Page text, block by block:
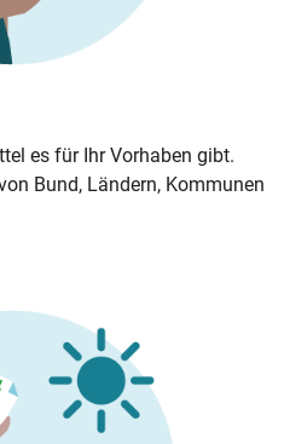
es für Ihr Vorhaben gibt.
Bund, Ländern, Kommunen